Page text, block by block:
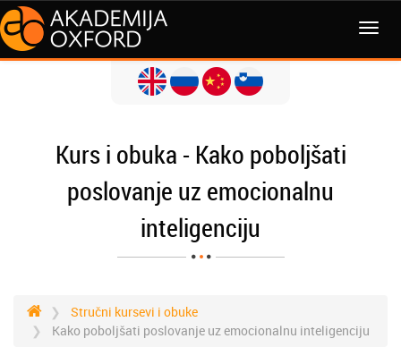
Kurs i obuka - Kako poboljšati
poslovanje uz emocionalnu
inteligenciju
Stručni kursevi i obuke
Kako poboljšati poslovanje uz emocionalnu inteligenciju